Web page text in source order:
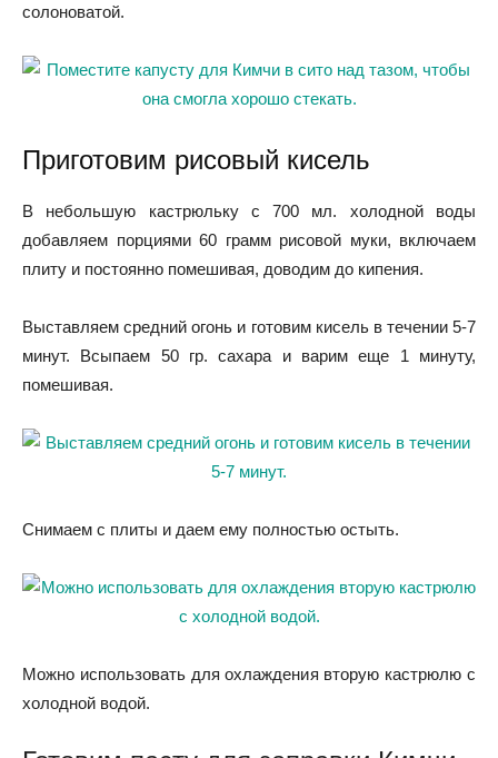
солоноватой.
Приготовим рисовый кисель
В небольшую кастрюльку с 700 мл. холодной воды
добавляем порциями 60 грамм рисовой муки, включаем
плиту и постоянно помешивая, доводим до кипения.
Выставляем средний огонь и готовим кисель в течении 5-7
минут. Всыпаем 50 гр. сахара и варим еще 1 минуту,
помешивая.
Снимаем с плиты и даем ему полностью остыть.
Можно использовать для охлаждения вторую кастрюлю с
холодной водой.